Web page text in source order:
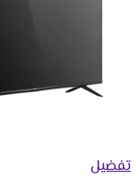
تفضيل